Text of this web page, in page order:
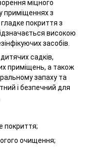
міцного
приміщеннях з
покриття з
високою
засобів.
садків,
приміщень, а також
запаху та
і безпечний для
покриття;
очищення;